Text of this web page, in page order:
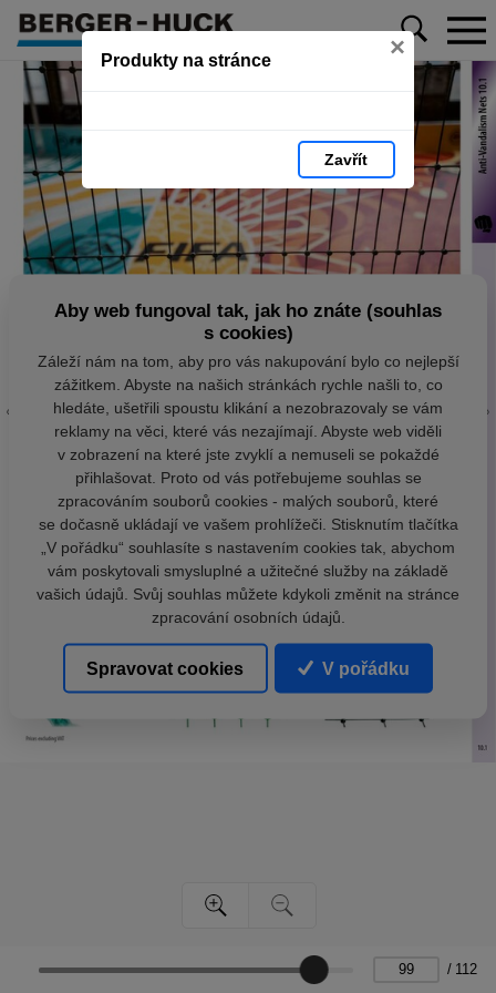
Produkty na stránce ×
Zavřít
/ 112
Aby web fungoval tak, jak ho znáte (souhlas
s cookies)
Záleží nám na tom, aby pro vás nakupování bylo co nejlepší
zážitkem. Abyste na našich stránkách rychle našli to, co
hledáte, ušetřili spoustu klikání a nezobrazovaly se vám
reklamy na věci, které vás nezajímají. Abyste web viděli
v zobrazení na které jste zvyklí a nemuseli se pokaždé
přihlašovat. Proto od vás potřebujeme souhlas se
zpracováním souborů cookies - malých souborů, které
se dočasně ukládají ve vašem prohlížeči. Stisknutím tlačítka
„V pořádku“ souhlasíte s nastavením cookies tak, abychom
vám poskytovali smysluplné a užitečné služby na základě
vašich údajů. Svůj souhlas můžete kdykoli změnit na stránce
zpracování osobních údajů.
Spravovat cookies V pořádku